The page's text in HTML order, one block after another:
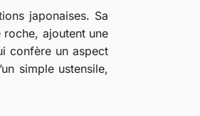
japonaises. Sa
ajoutent une
confère un aspect
simple ustensile,